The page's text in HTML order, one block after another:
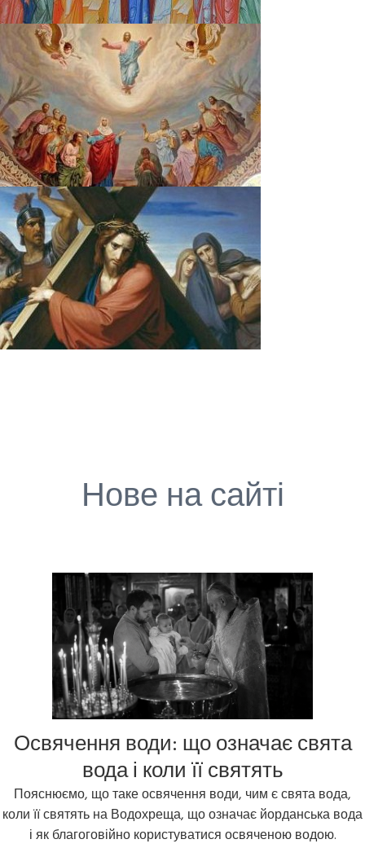
Нове на сайті
Освячення води: що означає свята
вода і коли її святять
Пояснюємо, що таке освячення води, чим є свята вода,
коли її святять на Водохреща, що означає йорданська вода
і як благоговійно користуватися освяченою водою.